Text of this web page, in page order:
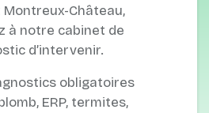
Montreux-Château,
à notre cabinet de
d’intervenir.
obligatoires
ERP, termites,